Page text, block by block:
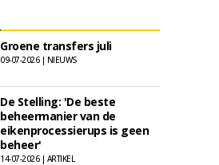
Groene transfers juli
09-07-2026 | NIEUWS
De Stelling: 'De beste
beheermanier van de
eikenprocessierups is geen
beheer'
14-07-2026 | ARTIKEL